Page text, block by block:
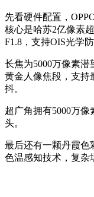
先看硬件配置，
核心是哈苏2亿像素
F1.8，支持OIS光学防
长焦为5000万像素
黄金人像焦段，支持
抖。
超广角拥有5000万像
头。
最后还有一颗丹霞色
色温感知技术，复杂